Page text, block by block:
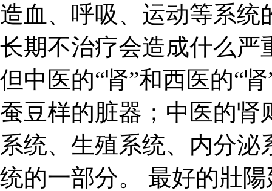
造血、呼吸、运动等系统
长期不治疗会造成什么严
但中医的“肾”和西医的“
蚕豆样的脏器；中医的肾
系统、生殖系统、内分
统的一部分。 最好的壯